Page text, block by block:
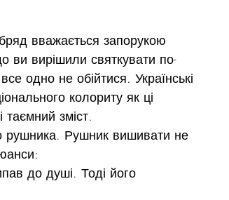
ви вирішили святкувати по-
одно не обійтися. Українські
колориту як ці
таємний зміст.
рушника. Рушник вишивати не
до душі. Тоді його